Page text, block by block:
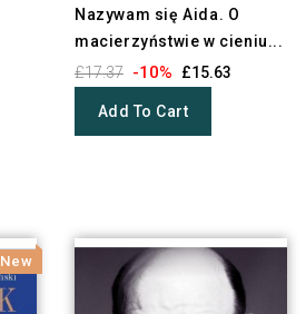
Nazywam się Aida. O
macierzyństwie w cieniu...
£17.37 -10% £15.63
Add To Cart
New